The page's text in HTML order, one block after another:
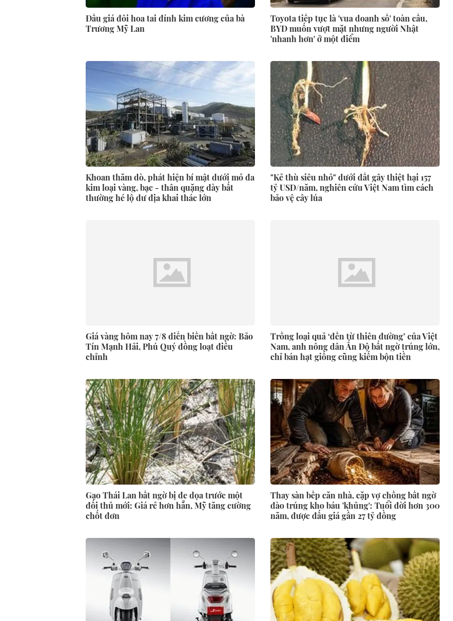
Đấu giá đôi hoa tai đính kim cương của bà
Trương Mỹ Lan
Toyota tiếp tục là 'vua doanh số' toàn cầu,
BYD muốn vượt mặt nhưng người Nhật
'nhanh hơn' ở một điểm
Khoan thăm dò, phát hiện bí mật dưới mỏ đa
kim loại vàng, bạc - thân quặng dày bất
thường hé lộ dư địa khai thác lớn
"Kẻ thù siêu nhỏ" dưới đất gây thiệt hại 157
tỷ USD/năm, nghiên cứu Việt Nam tìm cách
bảo vệ cây lúa
Giá vàng hôm nay 7/8 diễn biến bất ngờ: Bảo
Tín Mạnh Hải, Phú Quý đồng loạt điều
chỉnh
Trồng loại quả ‘đến từ thiên đường’ của Việt
Nam, anh nông dân Ấn Độ bất ngờ trúng lớn,
chỉ bán hạt giống cũng kiếm bộn tiền
Gạo Thái Lan bất ngờ bị đe dọa trước một
đối thủ mới: Giá rẻ hơn hẳn, Mỹ tăng cường
chốt đơn
Thay sàn bếp căn nhà, cặp vợ chồng bất ngờ
đào trúng kho báu 'khủng': Tuổi đời hơn 300
năm, được đấu giá gần 27 tỷ đồng